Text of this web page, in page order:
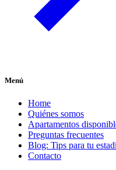
Menú
Home
Quiénes somos
Apartamentos
Preguntas frecuentes
Blog: Tips para tu
Contacto